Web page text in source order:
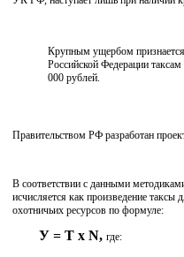
Крупным ущербом
Российской Федерации
000 рублей.
Правительством РФ разработан
В соответствии с данными
исчисляется как произведение
охотничьих ресурсов по формуле:
У = Т x N, где: